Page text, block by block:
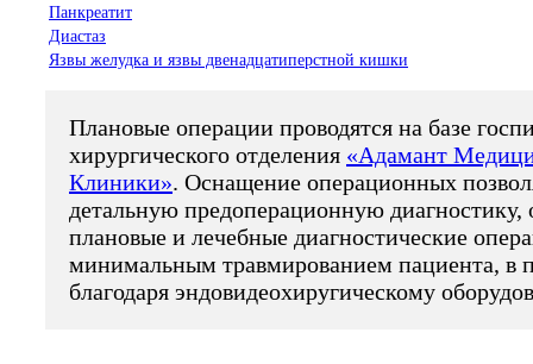
Панкреатит
Диастаз
Язвы желудка и язвы двенадцатиперстной кишки
Плановые операции проводятся на базе
хирургического отделения «Адамант
Клиники». Оснащение операционных
детальную предоперационную диагностику,
плановые и лечебные диагностические
минимальным травмированием пациента, в
благодаря эндовидеохиругическому